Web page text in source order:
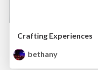
Crafting Experiences
bethany